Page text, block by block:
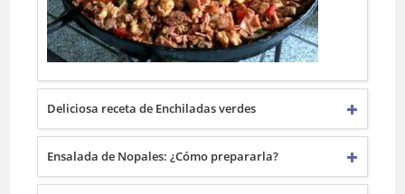
Deliciosa receta de Enchiladas verdes
Ensalada de Nopales: ¿Cómo prepararla?